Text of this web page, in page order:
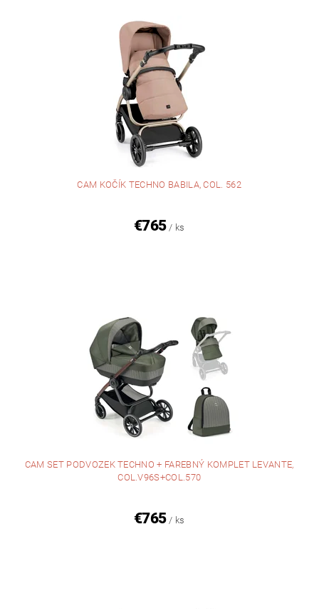
CAM KOČÍK TECHNO BABILA, COL. 562
€765 / ks
CAM SET PODVOZEK TECHNO + FAREBNÝ KOMPLET LEVANTE,
COL.V96S+COL.570
€765 / ks